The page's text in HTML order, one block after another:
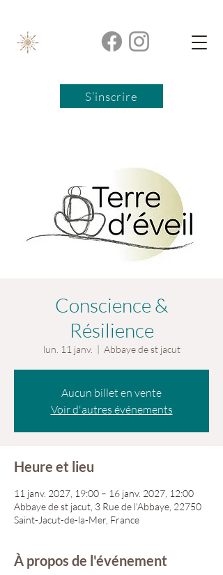
S’inscrire
Conscience &
Résilience
lun. 11 janv.
  |
Abbaye de st jacut
Aucun billet en vente
Voir d'autres événements
Heure et lieu
11 janv. 2027, 19:00 – 16 janv. 2027, 12:00
Abbaye de st jacut, 3 Rue de l'Abbaye, 22750
Saint-Jacut-de-la-Mer, France
À propos de l'événement